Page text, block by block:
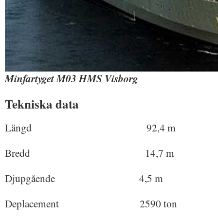
Minfartyget M03 HMS Visborg
Tekniska data
Längd 92,4 m
Bredd 14,7 m
Djupgående 4,5 m
Deplacement 2590 ton